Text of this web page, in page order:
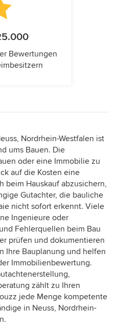
Bewertungen
Nordrhein-Westfalen ist
ums Bauen. Die
oder eine Immobilie zu
auf die Kosten eine
beim Hauskauf abzusichern,
Gutachter, die bauliche
nicht sofort erkennt. Viele
Ingenieure oder
Fehlerquellen beim Bau
prüfen und dokumentieren
Ihre Bauplanung und helfen
Immobilienbewertung.
zählt zu Ihren
jede Menge kompetente
in Neuss, Nordrhein-